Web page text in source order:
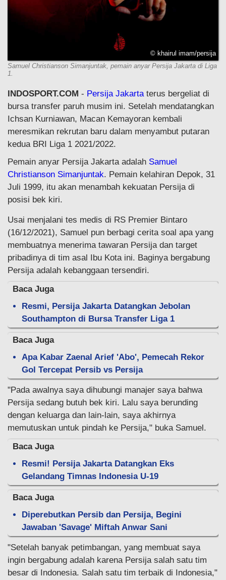
© khairul imam/persija
Samuel Christianson Simanjuntak, pemain anyar Persija Jakarta di Liga
1.
INDOSPORT.COM - Persija Jakartaterus bergeliat di
bursa transfer paruh musim ini. Setelah mendatangkan
Ichsan Kurniawan, Macan Kemayoran kembali
meresmikan rekrutan baru dalam menyambut putaran
kedua BRI Liga 1 2021/2022.
Pemain anyar Persija Jakarta adalah Samuel
Christianson Simanjuntak. Pemain kelahiran Depok, 31
Juli 1999, itu akan menambah kekuatan Persija di
posisi bek kiri.
Usai menjalani tes medis di RS Premier Bintaro
(16/12/2021), Samuel pun berbagi cerita soal apa yang
membuatnya menerima tawaran Persija dan target
pribadinya di tim asal Ibu Kota ini. Baginya bergabung
Persija adalah kebanggaan tersendiri.
Baca Juga
Resmi, Persija Jakarta Datangkan Jebolan
Southampton di Bursa Transfer Liga 1
Baca Juga
Apa Kabar Zaenal Arief 'Abo', Pemecah Rekor
Gol Tercepat Persib vs Persija
"Pada awalnya saya dihubungi manajer saya bahwa
Persija sedang butuh bek kiri. Lalu saya berunding
dengan keluarga dan lain-lain, saya akhirnya
memutuskan untuk pindah ke Persija," buka Samuel.
Baca Juga
Resmi! Persija Jakarta Datangkan Eks
Gelandang Timnas Indonesia U-19
Baca Juga
Diperebutkan Persib dan Persija, Begini
Jawaban 'Savage' Miftah Anwar Sani
"Setelah banyak petimbangan, yang membuat saya
ingin bergabung adalah karena Persija salah satu tim
besar di Indonesia. Salah satu tim terbaik di Indonesia,"